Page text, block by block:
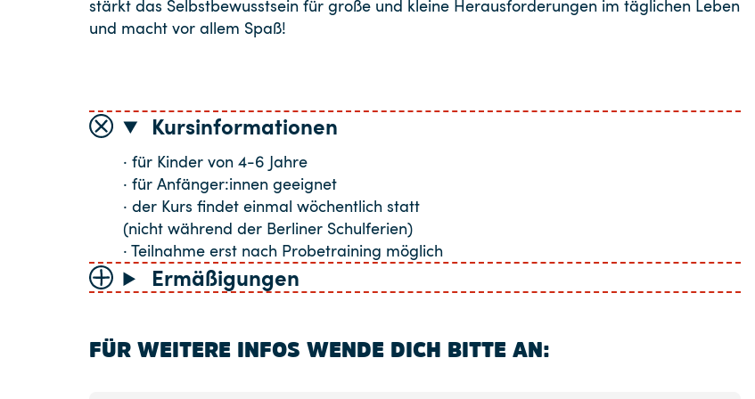
stärkt das Selbstbewusstsein für große und kleine Herausforderungen im täglichen Leben
und macht vor allem Spaß!
Kursinformationen
· für Kinder von 4-6 Jahre
· für Anfänger:innen geeignet
· der Kurs findet einmal wöchentlich statt
(nicht während der Berliner Schulferien)
· Teilnahme erst nach Probetraining möglich
Ermäßigungen
FÜR WEITERE INFOS WENDE DICH BITTE AN: